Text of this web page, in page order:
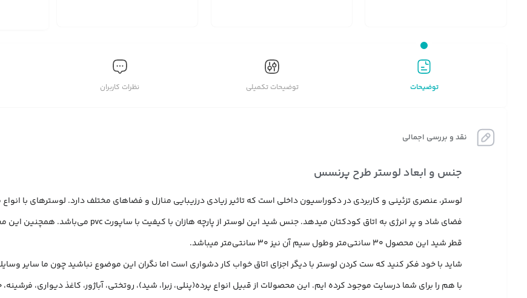
توضیحات توضیحات تکمیلی نظرات کاربران
نقد و بررسی اجمالی
جنس و ابعاد لوستر طرح پرنسس
لوستر، عنصری تزئینی و کاربردی در دکوراسیون داخلی است که تاثیر زیادی درزیبایی منازل و فضاهای مختلف دارد. لوسترهای با
فضای شاد و پر انرژی به اتاق کودکتان میدهد. جنس شید این لوستر از پارچه هازان با کیفیت با ساپورت pvc می‌باشد. همچنین این محصول دارای فریم فلزی و نیز سرپیچ لامپ می‌باشد.
قطر شید این محصول 30 سانتی‌متر وطول سیم آن نیز 30 سانتی‌متر میباشد.
شاید با خود فکر کنید که ست کردن لوستر با دیگر اجزای اتاق خواب کار دشواری است اما نگران این موضوع نباشید چون ما سایر
با هم را برای شما درسایت موجود کرده ایم. این محصولات از قبیل انواع پرده(پنلی، زبرا، شید)، روتختی، آباژور، کاغذ دیواری،